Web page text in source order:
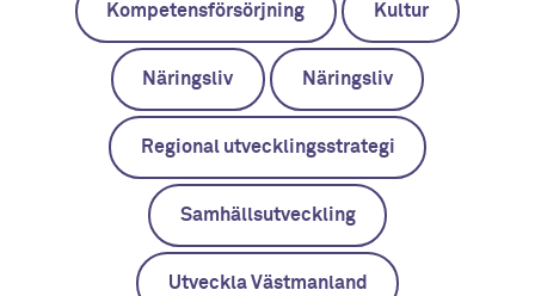
Kompetensförsörjning Kultur
Näringsliv Näringsliv
Regional utvecklingsstrategi
Samhällsutveckling
Utveckla Västmanland